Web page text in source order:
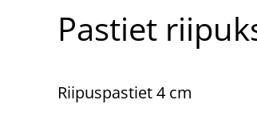
Pastiet
Riipuspastiet 4 cm